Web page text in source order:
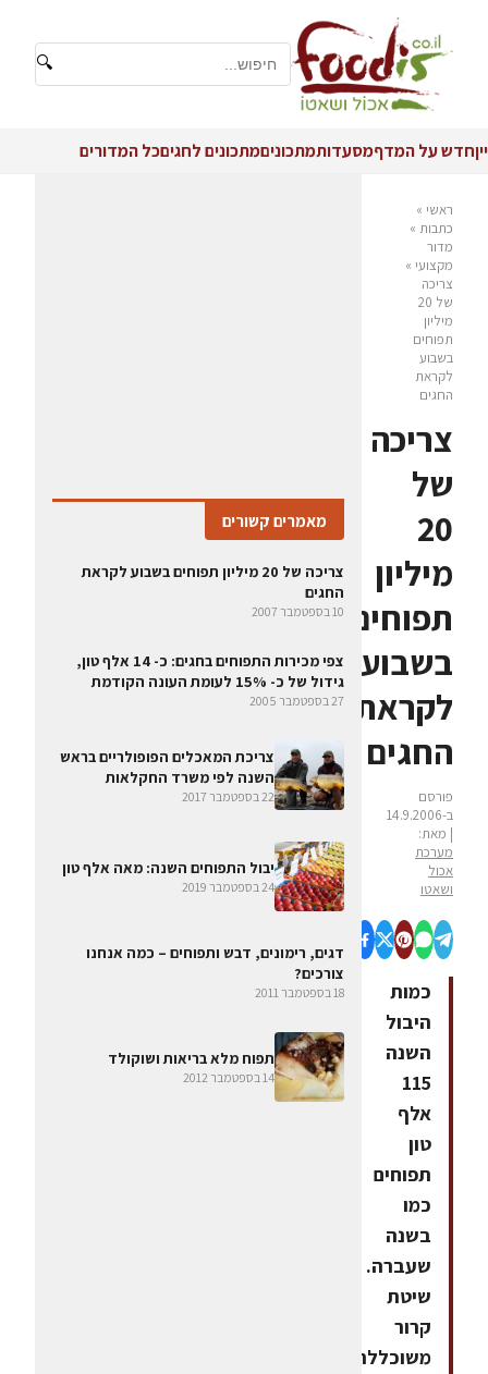
🔍
ייןחדש על המדףמסעדותמתכוניםמתכונים לחגיםכל המדורים
ראשי »
כתבות »
מדור
מקצועי »
צריכה
של 20
מיליון
תפוחים
בשבוע
לקראת
החגים
צריכה
של
20
מיליון
תפוחים
בשבוע
לקראת
החגים
פורסם
ב-14.9.2006
| מאת:
מערכת
אכול
ושאטו
כמות
היבול
השנה
115
אלף
טון
תפוחים
כמו
בשנה
שעברה.
שיטת
קרור
משוכללת
מאמרים קשורים
צריכה של 20 מיליון תפוחים בשבוע לקראת
החגים
10 בספטמבר 2007
צפי מכירות התפוחים בחגים: כ- 14 אלף טון,
גידול של כ- 15% לעומת העונה הקודמת
27 בספטמבר 2005
צריכת המאכלים הפופולריים בראש
השנה לפי משרד החקלאות
22 בספטמבר 2017
יבול התפוחים השנה: מאה אלף טון
24 בספטמבר 2019
דגים, רימונים, דבש ותפוחים – כמה אנחנו
צורכים?
18 בספטמבר 2011
תפוח מלא בריאות ושוקולד
14 בספטמבר 2012